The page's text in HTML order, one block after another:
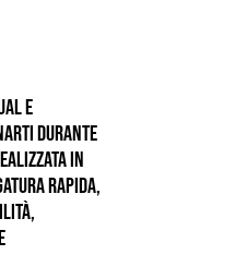
e
durante
in
rapida,